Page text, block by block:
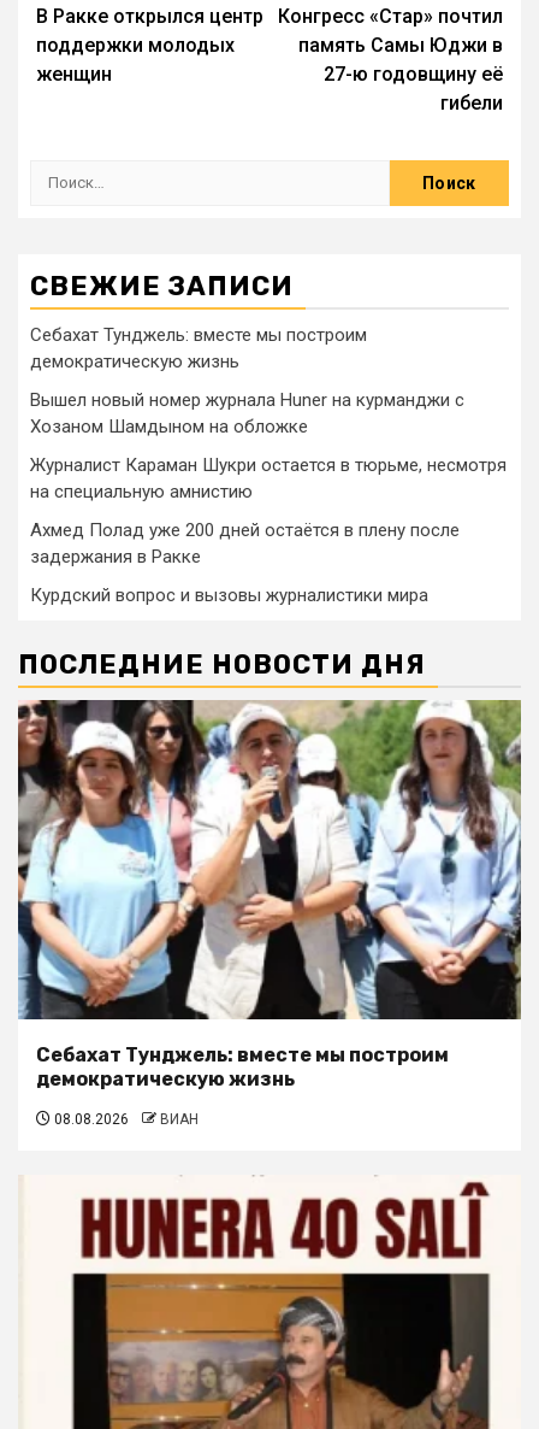
В Ракке открылся центр
поддержки молодых
женщин
Конгресс «Стар» почтил
память Самы Юджи в
27-ю годовщину её
гибели
СВЕЖИЕ ЗАПИСИ
Себахат Тунджель: вместе мы построим
демократическую жизнь
Вышел новый номер журнала Huner на курманджи с
Хозаном Шамдыном на обложке
Журналист Караман Шукри остается в тюрьме, несмотря
на специальную амнистию
Ахмед Полад уже 200 дней остаётся в плену после
задержания в Ракке
Курдский вопрос и вызовы журналистики мира
ПОСЛЕДНИЕ НОВОСТИ ДНЯ
Себахат Тунджель: вместе мы построим
демократическую жизнь
08.08.2026 ВИАН